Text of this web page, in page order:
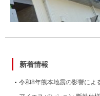
新着情報
令和8年熊本地震の影響によ